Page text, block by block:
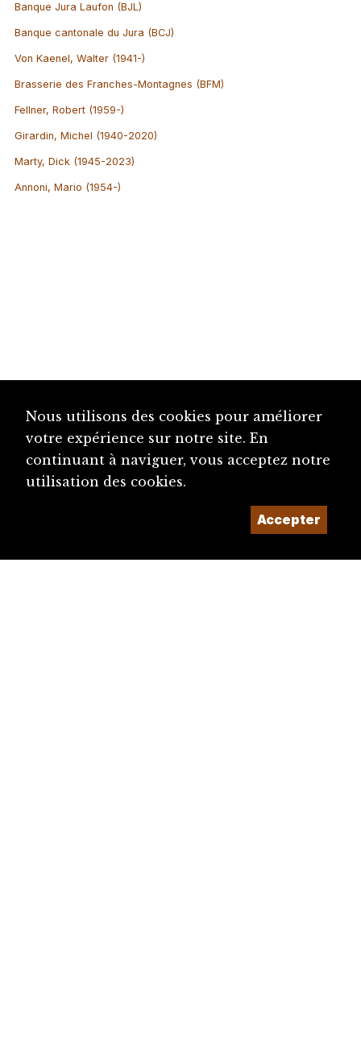
Banque Jura Laufon (BJL)
Banque cantonale du Jura (BCJ)
Von Kaenel, Walter (1941-)
Brasserie des Franches-Montagnes (BFM)
Fellner, Robert (1959-)
Girardin, Michel (1940-2020)
Marty, Dick (1945-2023)
Annoni, Mario (1954-)
Nous utilisons des cookies pour améliorer
votre expérience sur notre site. En
continuant à naviguer, vous acceptez notre
utilisation des cookies.
Accepter